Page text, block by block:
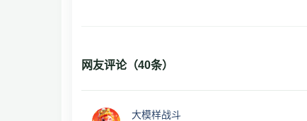
网友评论（40条）
大模样战斗